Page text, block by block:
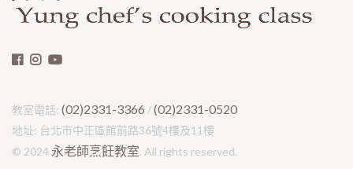
教室電話: (02)2331-3366 /(02)2331-0520
地址: 台北市中正區館前路36號4樓及11樓
© 2024 永老師烹飪教室. All rights reserved.